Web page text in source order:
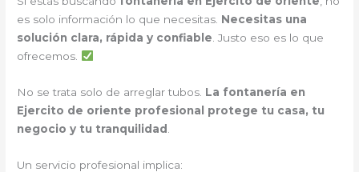
es solo información lo que necesitas. Necesitas una
solución clara, rápida y confiable . Justo eso es lo que
ofrecemos.
No se trata solo de arreglar tubos. La fontanería en
Ejercito de oriente profesional protege tu casa, tu
negocio y tu tranquilidad
Un servicio profesional implica: